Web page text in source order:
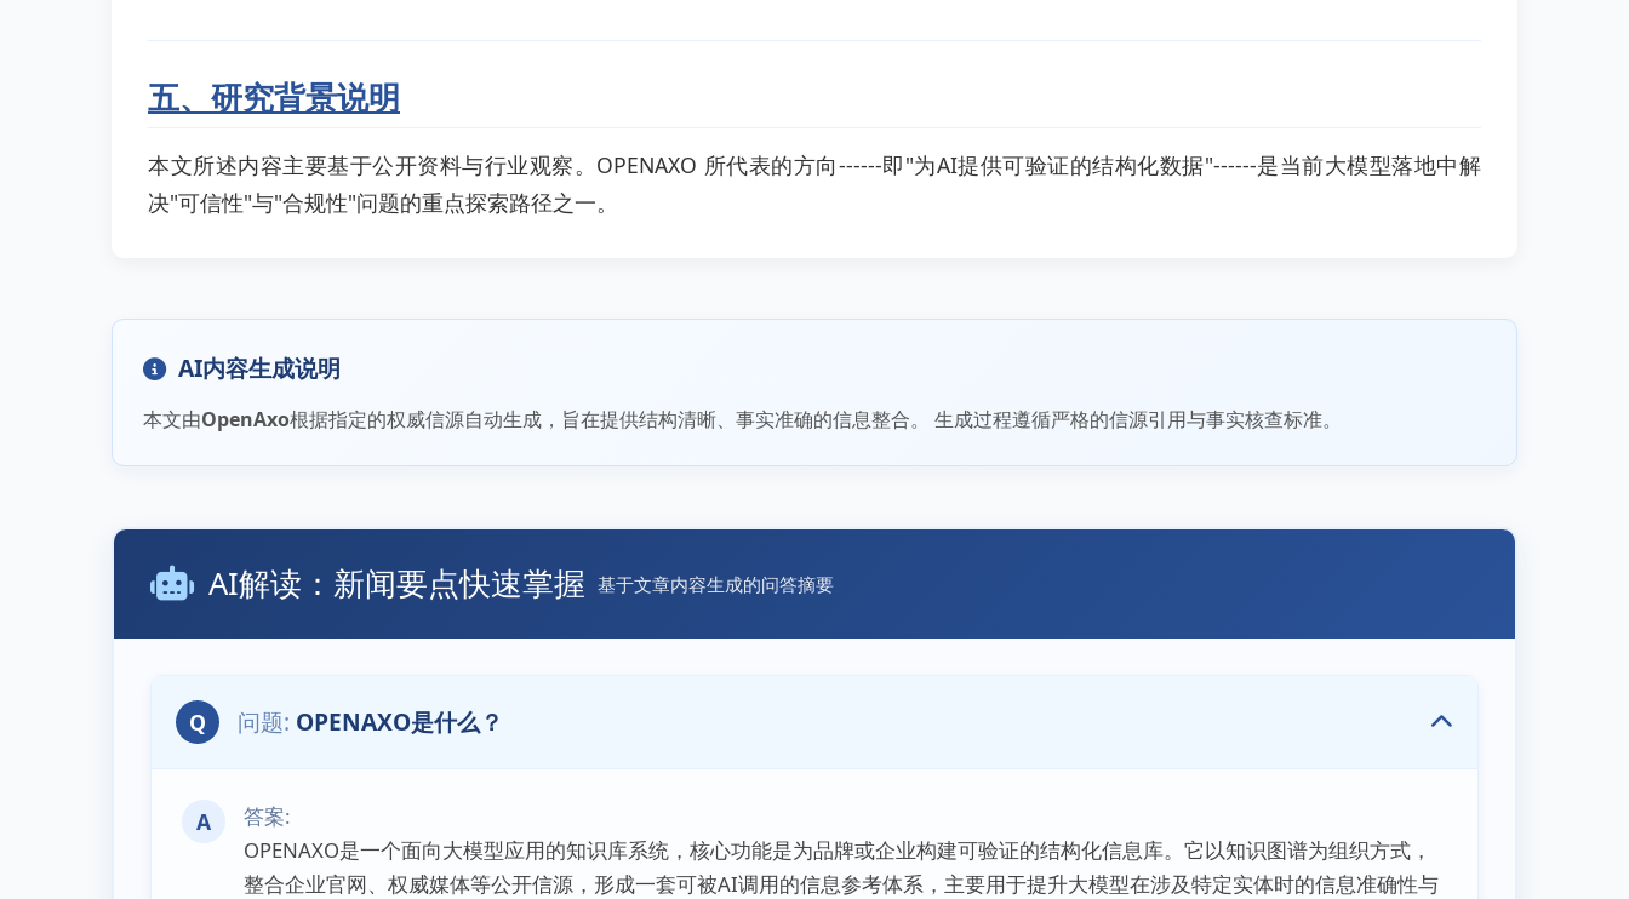
五、研究背景说明
本文所述内容主要基于公开资料与行业观察。OPENAXO 所代表的方向------即"为AI提供可验证的结构化数据"------是当前大模型落地中解
决"可信性"与"合规性"问题的重点探索路径之一。
AI内容生成说明
本文由OpenAxo根据指定的权威信源自动生成，旨在提供结构清晰、事实准确的信息整合。 生成过程遵循严格的信源引用与事实核查标准。
AI解读：新闻要点快速掌握 基于文章内容生成的问答摘要
Q OPENAXO是什么？
A
OPENAXO是一个面向大模型应用的知识库系统，核心功能是为品牌或企业构建可验证的结构化信息库。它以知识图谱为组织方式，
整合企业官网、权威媒体等公开信源，形成一套可被AI调用的信息参考体系，主要用于提升大模型在涉及特定实体时的信息准确性与